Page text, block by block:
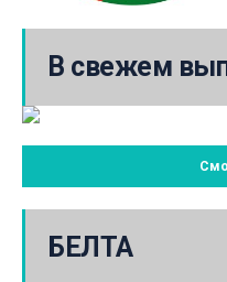
В свежем
БЕЛТА